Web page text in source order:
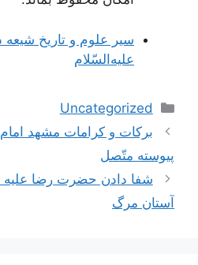
سير علوم‌ و تاريخ‌
عليه‌السّلام
دسته‌ها
Uncategorized
ناوبریبركات‌ و كرامات‌ مشهد امام‌
پيوسته‌ متّصل‌
شفا دادن حضرت رضا عليه
آستان مرگ